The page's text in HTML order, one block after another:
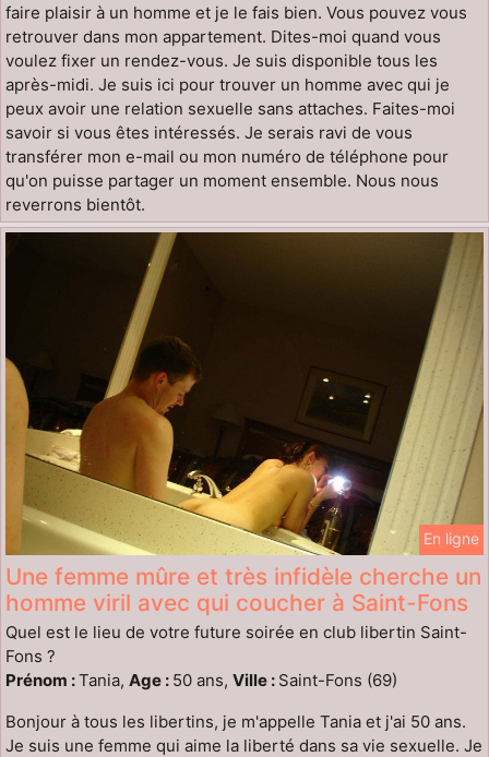
faire plaisir à un homme et je le fais bien. Vous pouvez vous
retrouver dans mon appartement. Dites-moi quand vous
voulez fixer un rendez-vous. Je suis disponible tous les
après-midi. Je suis ici pour trouver un homme avec qui je
peux avoir une relation sexuelle sans attaches. Faites-moi
savoir si vous êtes intéressés. Je serais ravi de vous
transférer mon e-mail ou mon numéro de téléphone pour
qu'on puisse partager un moment ensemble. Nous nous
reverrons bientôt.
En ligne
Une femme mûre et très infidèle cherche un
homme viril avec qui coucher à Saint-Fons
Quel est le lieu de votre future soirée en club libertin Saint-
Fons ?
Prénom :Tania, Age : 50 ans, Ville : Saint-Fons (69)
Bonjour à tous les libertins, je m'appelle Tania et j'ai 50 ans.
Je suis une femme qui aime la liberté dans sa vie sexuelle. Je